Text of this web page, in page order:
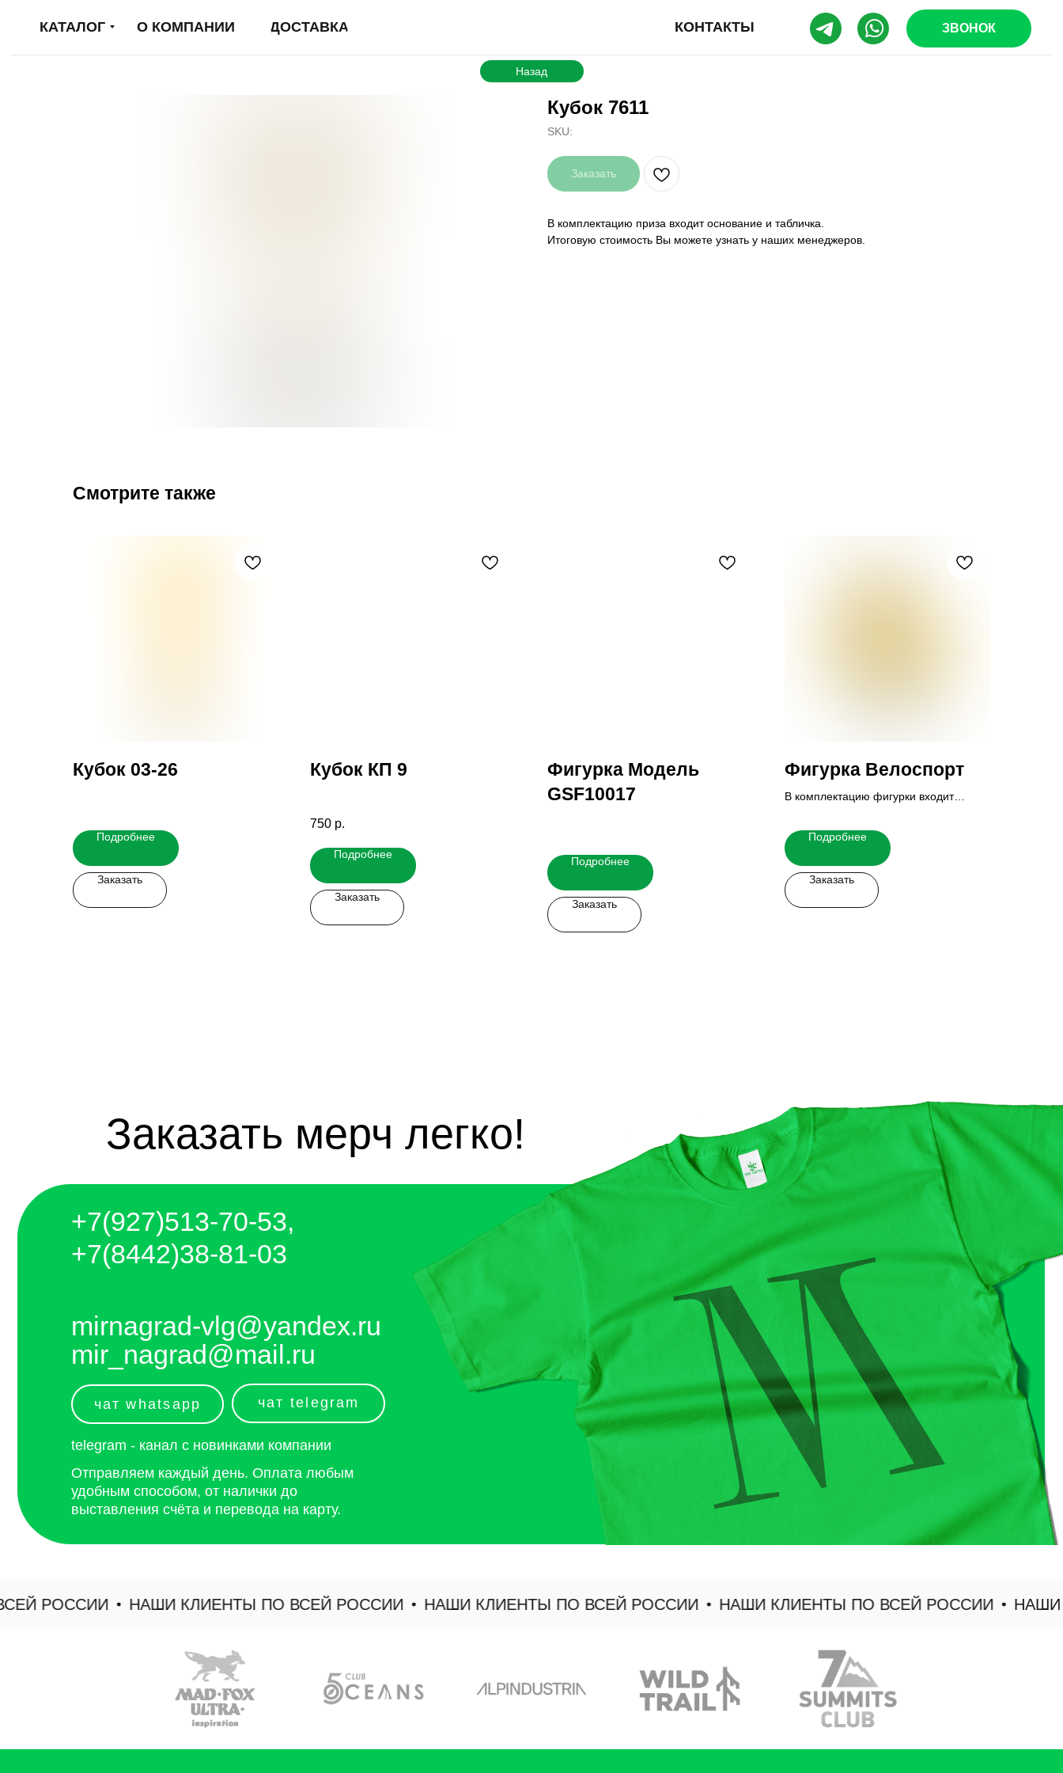
КАТАЛОГ КОНТАКТЫ
О КОМПАНИИ ДОСТАВКА ЗВОНОК
Назад
Кубок 7611
SKU:
Заказать
В комплектацию приза входит основание и табличка.
Итоговую стоимость Вы можете узнать у наших менеджеров.
Смотрите также
Кубок 03-26
Подробнее
Заказать
Кубок КП 9
750 р.
Подробнее
Заказать
Фигурка Модель
GSF10017
Подробнее
Заказать
Фигурка Велоспорт
В комплектацию фигурки входит
Итоговую стоимость Вы можете узнать
у наших менеджеров.
Подробнее
Заказать
Отправляем каждый день. Оплата любым
удобным способом, от налички до
выставления счёта и перевода на карту.
+7(8442)38-81-03
чат telegram
чат whatsapp
mirnagrad-vlg@yandex.ru
mir_nagrad@mail.ru
РОССИИ НАШИ КЛИЕНТЫ ПО ВСЕЙ РОССИИ НАШИ КЛИЕНТЫ ПО ВСЕЙ РОССИИ НАШИ КЛИЕНТЫ ПО ВСЕЙ РОССИИ НАШИ